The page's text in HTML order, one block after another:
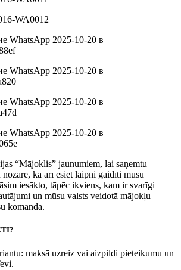
“Mājoklis” jaunumiem, lai saņemtu
ka arī esiet laipni gaidīti mūsu
iesākto, tāpēc ikviens, kam ir svarīgi
un mūsu valsts veidotā mājokļu
komandā.
maksā uzreiz vai aizpildi pieteikumu un